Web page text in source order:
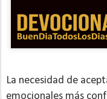
La necesidad de
emocionales más